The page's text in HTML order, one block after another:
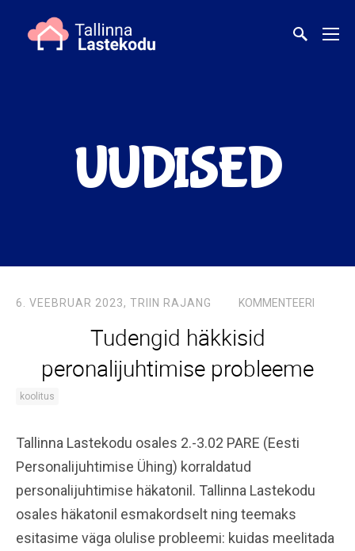
UUDISED
6. VEEBRUAR 2023, TRIIN RAJANG KOMMENTEERI
Tudengid häkkisid
peronalijuhtimise probleeme
koolitus
Tallinna Lastekodu osales 2.-3.02 PARE (Eesti
Personalijuhtimise Ühing) korraldatud
personalijuhtimise häkatonil. Tallinna Lastekodu
osales häkatonil esmakordselt ning teemaks
esitasime väga olulise probleemi: kuidas meelitada